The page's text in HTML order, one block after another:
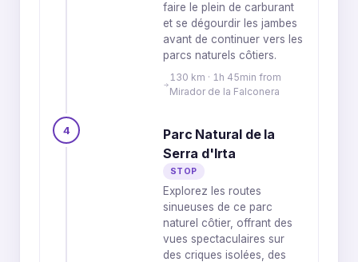
faire le plein de carburant
et se dégourdir les jambes
avant de continuer vers les
parcs naturels côtiers.
130 km · 1h 45min from
Mirador de la Falconera
4
Parc Natural de la
Serra d'Irta
STOP
Explorez les routes
sinueuses de ce parc
naturel côtier, offrant des
vues spectaculaires sur
des criques isolées, des